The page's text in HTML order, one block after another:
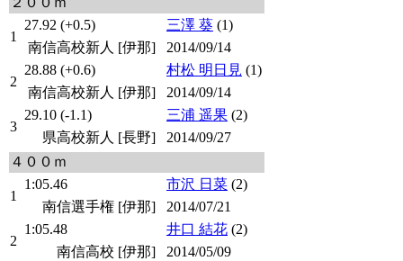
1
27.92 (+0.5) 三澤 葵 (1)
南信高校新人 [伊那]
2014/09/14
2
28.88 (+0.6) 村松 明日見 (1)
南信高校新人 [伊那]
2014/09/14
3
29.10 (-1.1) 三浦 遥果 (2)
県高校新人 [長野]
2014/09/27
４００ｍ
1
1:05.46 市沢 日菜 (2)
南信選手権 [伊那]
2014/07/21
2
1:05.48 井口 結花 (2)
南信高校 [伊那]
2014/05/09